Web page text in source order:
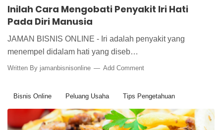
Inilah Cara Mengobati Penyakit Iri Hati
Pada Diri Manusia
JAMAN BISNIS ONLINE - Iri adalah penyakit yang
menempel didalam hati yang diseb…
Written By jamanbisnisonline Add Comment
Bisnis Online Peluang Usaha Tips Pengetahuan